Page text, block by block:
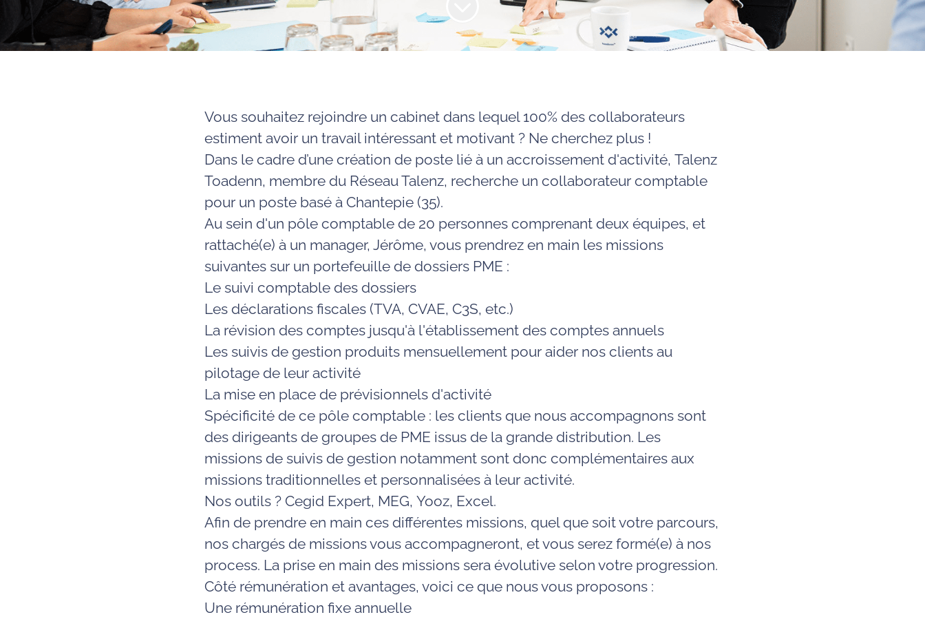
Vous souhaitez rejoindre un cabinet dans lequel 100% des collaborateurs
estiment avoir un travail intéressant et motivant ? Ne cherchez plus !
Dans le cadre d’une création de poste lié à un accroissement d'activité, Talenz
Toadenn, membre du Réseau Talenz, recherche un collaborateur comptable
pour un poste basé à Chantepie (35).
Au sein d'un pôle comptable de 20 personnes comprenant deux équipes, et
rattaché(e) à un manager, Jérôme, vous prendrez en main les missions
suivantes sur un portefeuille de dossiers PME :
Le suivi comptable des dossiers
Les déclarations fiscales (TVA, CVAE, C3S, etc.)
La révision des comptes jusqu'à l'établissement des comptes annuels
Les suivis de gestion produits mensuellement pour aider nos clients au
pilotage de leur activité
La mise en place de prévisionnels d'activité
Spécificité de ce pôle comptable : les clients que nous accompagnons sont
des dirigeants de groupes de PME issus de la grande distribution. Les
missions de suivis de gestion notamment sont donc complémentaires aux
missions traditionnelles et personnalisées à leur activité.
Nos outils ? Cegid Expert, MEG, Yooz, Excel.
Afin de prendre en main ces différentes missions, quel que soit votre parcours,
nos chargés de missions vous accompagneront, et vous serez formé(e) à nos
process. La prise en main des missions sera évolutive selon votre progression.
Côté rémunération et avantages, voici ce que nous vous proposons :
Une rémunération fixe annuelle